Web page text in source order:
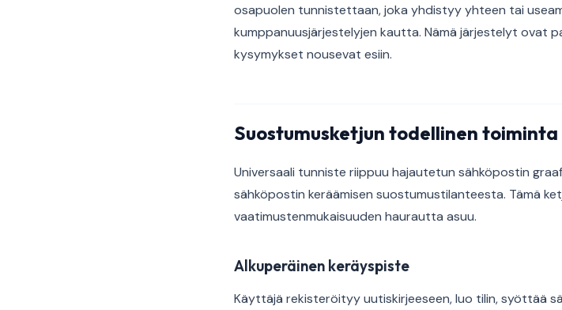
osapuolen tunnistettaan, joka yhdistyy yhteen tai
kumppanuusjärjestelyjen kautta. Nämä järjestelyt ovat
kysymykset nousevat esiin.
Suostumusketjun todellinen toiminta
Universaali tunniste riippuu hajautetun sähköpostin
sähköpostin keräämisen suostumustilanteesta. Tämä
vaatimustenmukaisuuden haurautta asuu.
Alkuperäinen keräyspiste
Käyttäjä rekisteröityy uutiskirjeeseen, luo tilin, syöttää